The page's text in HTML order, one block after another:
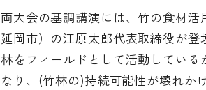
両大会の基調講演には、竹の食材
延岡市）の江原太郎代表取締役が
林をフィールドとして活動してい
なり、(竹林の)持続可能性が壊れか